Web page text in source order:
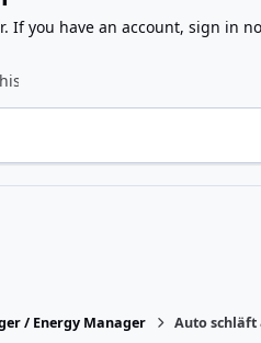
If you have an account, sign in
/ Energy Manager Auto schläft